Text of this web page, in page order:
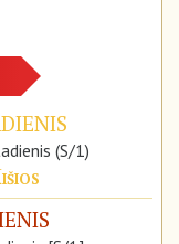
(S/1)